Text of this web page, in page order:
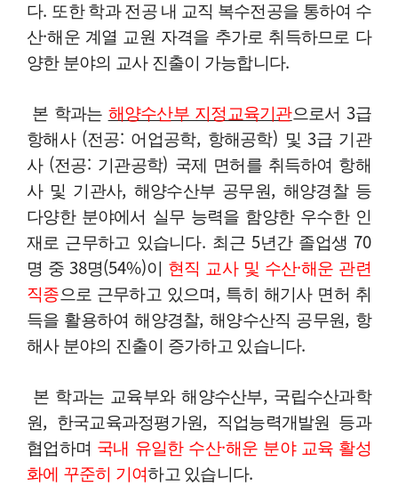
다. 또한 학과 전공 내 교직 복수전공을 통하여 수
산·해운 계열 교원 자격을 추가로 취득하므로 다
양한 분야의 교사 진출이 가능합니다.
본 학과는 해양수산부 지정교육기관으로서 3급
항해사 (전공: 어업공학, 항해공학) 및 3급 기관
사 (전공: 기관공학) 국제 면허를 취득하여 항해
사 및 기관사, 해양수산부 공무원, 해양경찰 등
다양한 분야에서 실무 능력을 함양한 우수한 인
재로 근무하고 있습니다. 최근 5년간 졸업생 70
명 중 38명(54%)이 현직 교사 및 수산·해운 관련
직종으로 근무하고 있으며, 특히 해기사 면허 취
득을 활용하여 해양경찰,해양수산직 공무원, 항
해사 분야의 진출이 증가하고 있습니다.
본 학과는 교육부와 해양수산부, 국립수산과학
원, 한국교육과정평가원, 직업능력개발원 등과
협업하며 국내 유일한 수산·해운 분야 교육 활성
화에 꾸준히 기여하고 있습니다.